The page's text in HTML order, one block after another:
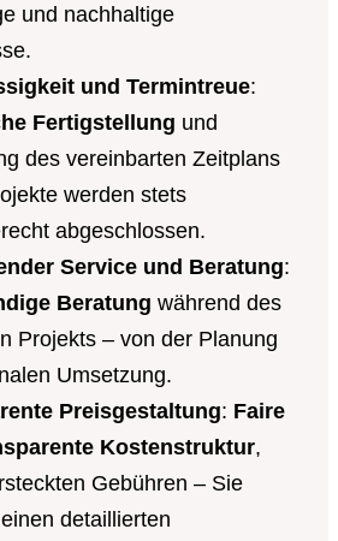
und nachhaltige
und Termintreue:
Fertigstellung und
des vereinbarten Zeitplans
werden stets
abgeschlossen.
Service und Beratung:
Beratung während des
Projekts – von der Planung
Umsetzung.
Preisgestaltung: Faire
Kostenstruktur,
Gebühren – Sie
detaillierten